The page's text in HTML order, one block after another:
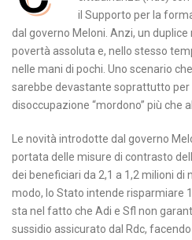
il Supporto per la
dal governo Meloni. Anzi, un
povertà assoluta e, nello stesso
nelle mani di pochi. Uno scenario
sarebbe devastante soprattutto per
disoccupazione “mordono” più che al
Le novità introdotte dal governo
portata delle misure di contrasto
dei beneficiari da 2,1 a 1,2 milioni di
modo, lo Stato intende risparmiare
sta nel fatto che Adi e Sfl non
sussidio assicurato dal Rdc,